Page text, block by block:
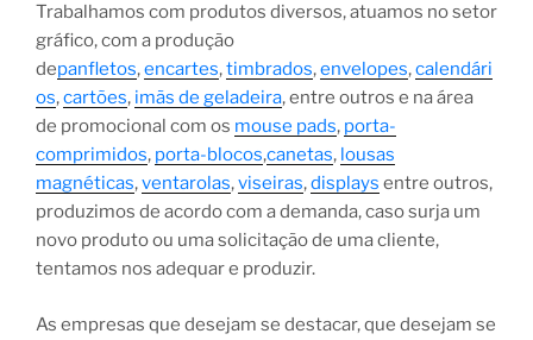
Trabalhamos com produtos diversos, atuamos no setor
gráfico, com a produção
depanfletos,encartes,timbrados,envelopes,calendári
os,cartões, imãs de geladeira, entre outros e na área
de promocional com os mouse pads, porta-
comprimidos, porta-blocos,canetas, lousas
magnéticas,ventarolas,viseiras,displays entre outros,
produzimos de acordo com a demanda, caso surja um
novo produto ou uma solicitação de uma cliente,
tentamos nos adequar e produzir.
As empresas que desejam se destacar, que desejam se